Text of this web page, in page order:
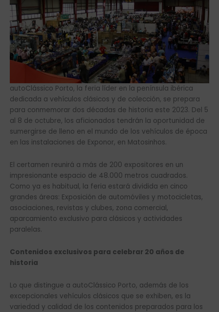
autoClássico Porto, la feria líder en la península ibérica
dedicada a vehículos clásicos y de colección, se prepara
para conmemorar dos décadas de historia este 2023. Del 5
al 8 de octubre, los aficionados tendrán la oportunidad de
sumergirse de lleno en el mundo de los vehículos de época
en las instalaciones de Exponor, en Matosinhos.
El certamen reunirá a más de 200 expositores en un
impresionante espacio de 48.000 metros cuadrados.
Como ya es habitual, la feria estará dividida en cinco
grandes áreas: Exposición de automóviles y motocicletas,
asociaciones, revistas y clubes, zona comercial,
aparcamiento exclusivo para clásicos y actividades
paralelas.
Contenidos exclusivos para celebrar 20 años de
historia
Lo que distingue a autoClássico Porto, además de los
excepcionales vehículos clásicos que se exhiben, es la
variedad y calidad de los contenidos preparados para los